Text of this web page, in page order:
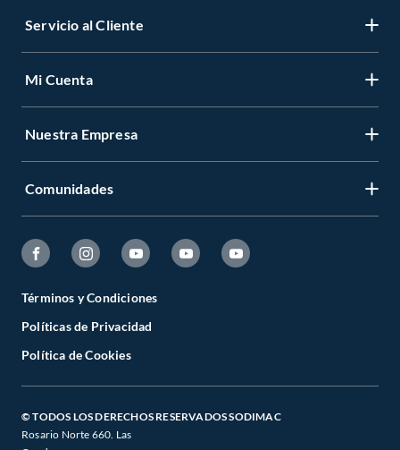
Servicio al Cliente
Mi Cuenta
Nuestra Empresa
Comunidades
Términos y Condiciones
Políticas de Privacidad
Política de Cookies
© TODOS LOS DERECHOS RESERVADOS SODIMAC
Rosario Norte 660. Las